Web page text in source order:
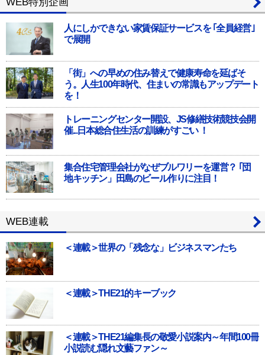
人にしかできない家賃保証サービスを ｢全員経営｣
で展開
「街」への早めの住み替えで健康寿命を延ばそ
う。人生100年時代、住まいの常識もアップデート
を！
トレーニングセンター開設、JS修繕技術競技会開
催...日本総合住生活の訓練がすごい ！
集合住宅管理会社がなぜブルワリーを運営？ ｢団
地キッチン」田島のビール作りに注目！
WEB連載
＜連載＞世界の「残念な」ビジネスマンたち
＜連載＞THE21的キーブック
＜連載＞THE21編集長の敬愛小説案内～年間100冊
小説読む隠れ文藝ファン～